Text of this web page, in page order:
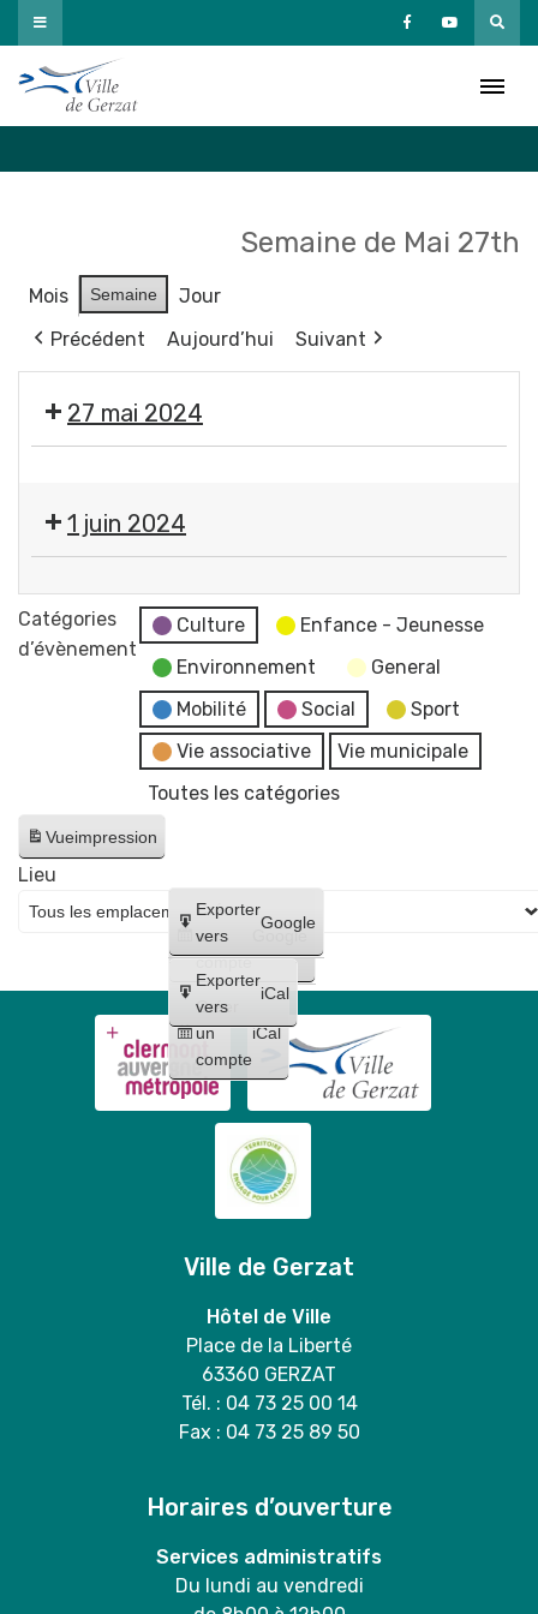
Passer
au
contenu
Semaine de Mai 27th
Mois Semaine
Jour
Précédent
Aujourd’hui Suivant
27 mai 2024
du
Conseil
Municipal
-
reportée
1 juin 2024
vide-
dressing
Catégories
d’évènement
Culture
Enfance - Jeunesse
Environnement
General
Mobilité
Social
Sport
Vie associative
Vie municipale
Toutes les catégories
Vueimpression
Créer
un
compte
Google
Créer
un
compte
iCal
Exporter
vers
Google
Exporter
vers
iCal
Lieu
Ville de Gerzat
Hôtel de Ville
Place de la Liberté
63360 GERZAT
Tél. : 04 73 25 00 14
Fax : 04 73 25 89 50
Horaires d’ouverture
Services administratifs
Du lundi au vendredi